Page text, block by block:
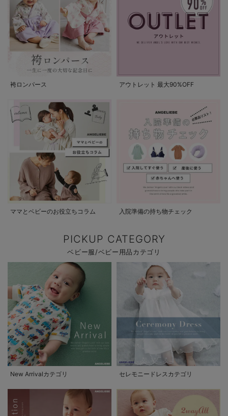
袴ロンパース アウトレット 最大90%OFF
ママとベビーのお役立ちコラム 入院準備の持ち物チェック
PICKUP CATEGORY
ベビー服/ベビー用品カテゴリ
New Arrivalカテゴリ セレモニードレスカテゴリ